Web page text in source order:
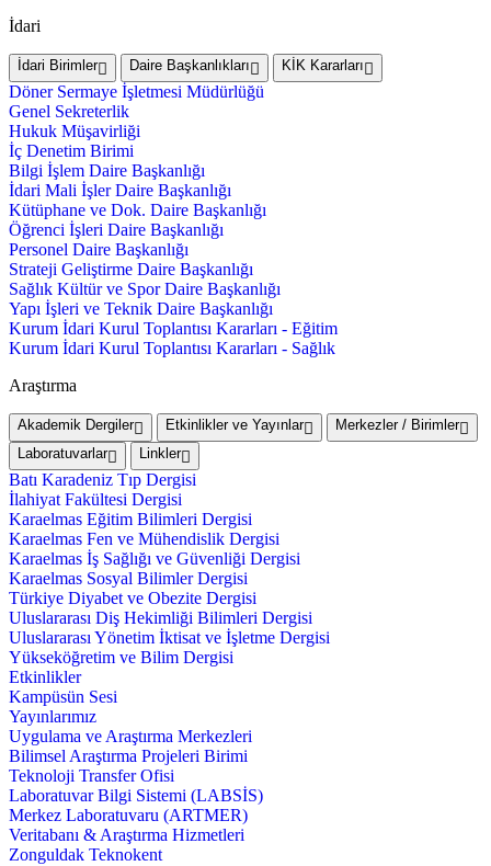
İdari
İdari Birimler Daire Başkanlıkları KİK Kararları
Döner Sermaye İşletmesi Müdürlüğü
Genel Sekreterlik
Hukuk Müşavirliği
İç Denetim Birimi
Bilgi İşlem Daire Başkanlığı
İdari Mali İşler Daire Başkanlığı
Kütüphane ve Dok. Daire Başkanlığı
Öğrenci İşleri Daire Başkanlığı
Personel Daire Başkanlığı
Strateji Geliştirme Daire Başkanlığı
Sağlık Kültür ve Spor Daire Başkanlığı
Yapı İşleri ve Teknik Daire Başkanlığı
Kurum İdari Kurul Toplantısı Kararları - Eğitim
Kurum İdari Kurul Toplantısı Kararları - Sağlık
Araştırma
Akademik Dergiler Etkinlikler ve Yayınlar
Merkezler / Birimler
Laboratuvarlar
Linkler
Batı Karadeniz Tıp Dergisi
İlahiyat Fakültesi Dergisi
Karaelmas Eğitim Bilimleri Dergisi
Karaelmas Fen ve Mühendislik Dergisi
Karaelmas İş Sağlığı ve Güvenliği Dergisi
Karaelmas Sosyal Bilimler Dergisi
Türkiye Diyabet ve Obezite Dergisi
Uluslararası Diş Hekimliği Bilimleri Dergisi
Uluslararası Yönetim İktisat ve İşletme Dergisi
Yükseköğretim ve Bilim Dergisi
Etkinlikler
Kampüsün Sesi
Yayınlarımız
Uygulama ve Araştırma Merkezleri
Bilimsel Araştırma Projeleri Birimi
Teknoloji Transfer Ofisi
Laboratuvar Bilgi Sistemi (LABSİS)
Merkez Laboratuvaru (ARTMER)
Veritabanı & Araştırma Hizmetleri
Zonguldak Teknokent